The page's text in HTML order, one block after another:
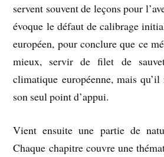
servent souvent de leçons pour
évoque le défaut de calibrage
européen, pour conclure que ce
mieux, servir de filet de
climatique européenne, mais
son seul point d’appui.
Vient ensuite une partie de
Chaque chapitre couvre une